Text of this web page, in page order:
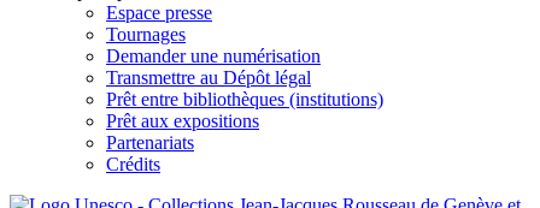
Espace presse
Tournages
Demander une numérisation
Transmettre au Dépôt légal
Prêt entre bibliothèques (institutions)
Prêt aux expositions
Partenariats
Crédits